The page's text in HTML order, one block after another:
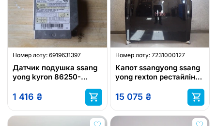
Номер лоту: 6919631397
Датчик подушка ssang
yong kyron 86250-
1 416 ₴
Номер лоту: 7231000127
Капот ssangyong ssang
yong rexton рестайлінг
15 075 ₴